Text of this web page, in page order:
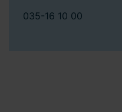
035-16 10 00